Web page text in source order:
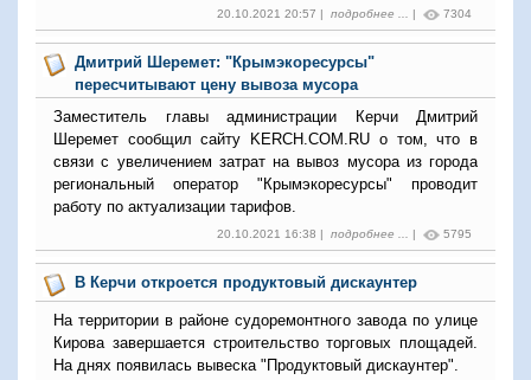
20.10.2021 20:57 | подробнее ... | 7304
Дмитрий Шеремет: "Крымэкоресурсы"
пересчитывают цену вывоза мусора
Заместитель главы администрации Керчи Дмитрий
Шеремет сообщил сайту KERCH.COM.RU о том, что в
связи с увеличением затрат на вывоз мусора из города
региональный оператор "Крымэкоресурсы" проводит
работу по актуализации тарифов.
20.10.2021 16:38 | подробнее ... | 5795
В Керчи откроется продуктовый дискаунтер
На территории в районе судоремонтного завода по улице
Кирова завершается строительство торговых площадей.
На днях появилась вывеска "Продуктовый дискаунтер".